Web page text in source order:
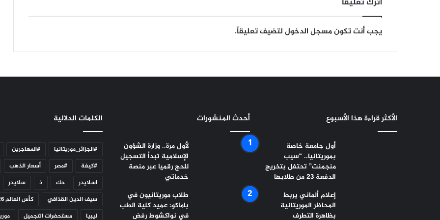
يجب أنت تكونمسجل الدخوللتضيف تعليقاً.
الأكثر قراءة هذا الأسبوع
أول جامعة خاصة
بموريتانيا.. “سيب
منجمنت” تحتفل بتخريج
الدفعة 23 من طلابها
إعلام ألماني يربط
المحاظر الموريتانية
بظاهرة التطرف
أحدث المنشورات
لأول مرة.. وزارة الشؤون
الإسلامية تبدأ التسجيل
للحج رقميا عبر منصة
خدماتي
طلاب موريتانيون في
باماكو: عميد كلية الطب
في نواكشوط رفض
الكلمات الدلالية
#الجزائر_موريتانيا #المهاجرين
#كيفة
#مصر أسعار الذهب
اسلايدر
حك ذ
سلايدر
سيف الدين القذافي
كأس العالم 2026
ليبيا
مستحضرات التجميل